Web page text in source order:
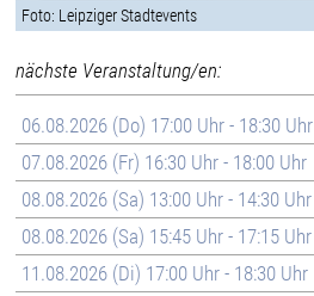
Foto: Leipziger Stadtevents
nächste Veranstaltung/en:
06.08.2026 (Do) 17:00 Uhr - 18:30 Uhr
07.08.2026 (Fr) 16:30 Uhr - 18:00 Uhr
08.08.2026 (Sa) 13:00 Uhr - 14:30 Uhr
08.08.2026 (Sa) 15:45 Uhr - 17:15 Uhr
11.08.2026 (Di) 17:00 Uhr - 18:30 Uhr